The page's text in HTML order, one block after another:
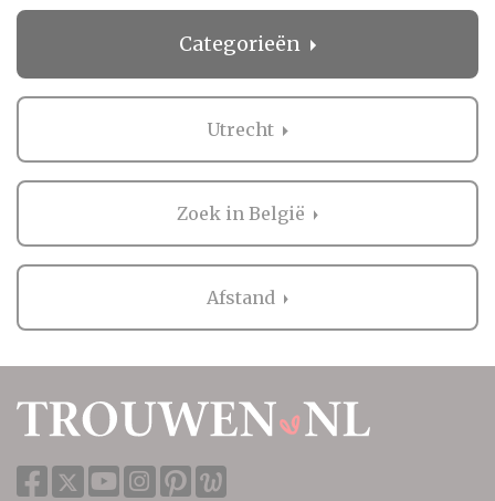
Categorieën
Utrecht
Zoek in België
Afstand